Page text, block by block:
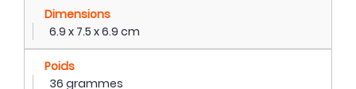
Dimensions
6.9 x 7.5 x 6.9 cm
Poids
36 grammes